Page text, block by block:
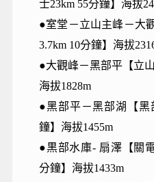
士23km 55分鐘】海拔
●室堂－立山主峰－大
3.7km 10分鐘】海拔
●大觀峰－黑部平【立
海拔1828m
●黑部平－黑部湖【黑
鐘】海拔1455m
●黒部水庫- 扇澤【關
分鐘】海拔1433m